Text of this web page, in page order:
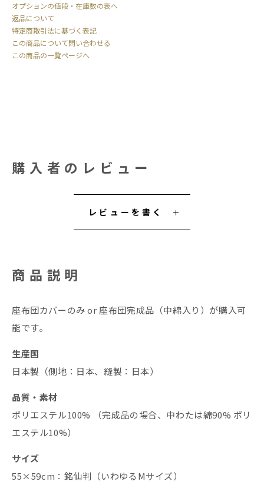
オプションの値段・在庫数の表へ
返品について
特定商取引法に基づく表記
この商品について問い合わせる
この商品の一覧ページへ
購入者のレビュー
レビューを書く
商品説明
座布団カバーのみ or 座布団完成品（中綿入り）が購入可
能です。
生産国
日本製（側地：日本、縫製：日本）
品質・素材
ポリエステル100% （完成品の場合、中わたは綿90% ポリ
エステル10%）
サイズ
55×59cm：銘仙判（いわゆるMサイズ）